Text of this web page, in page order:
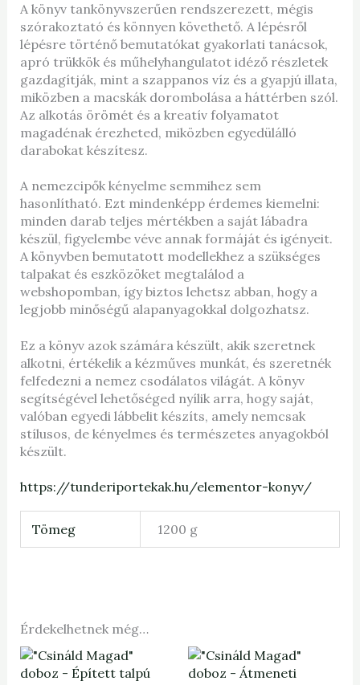
A könyv tankönyvszerűen rendszerezett, mégis
szórakoztató és könnyen követhető. A lépésről
lépésre történő bemutatókat gyakorlati tanácsok,
apró trükkök és műhelyhangulatot idéző részletek
gazdagítják, mint a szappanos víz és a gyapjú illata,
miközben a macskák dorombolása a háttérben szól.
Az alkotás örömét és a kreatív folyamatot
magadénak érezheted, miközben egyedülálló
darabokat készítesz.
A nemezcipők kényelme semmihez sem
hasonlítható. Ezt mindenképp érdemes kiemelni:
minden darab teljes mértékben a saját lábadra
készül, figyelembe véve annak formáját és igényeit.
A könyvben bemutatott modellekhez a szükséges
talpakat és eszközöket megtalálod a
webshopomban, így biztos lehetsz abban, hogy a
legjobb minőségű alapanyagokkal dolgozhatsz.
Ez a könyv azok számára készült, akik szeretnek
alkotni, értékelik a kézműves munkát, és szeretnék
felfedezni a nemez csodálatos világát. A könyv
segítségével lehetőséged nyílik arra, hogy saját,
valóban egyedi lábbelit készíts, amely nemcsak
stílusos, de kényelmes és természetes anyagokból
készült.
https://tunderiportekak.hu/elementor-konyv/
Tömeg 1200 g
Érdekelhetnek még…